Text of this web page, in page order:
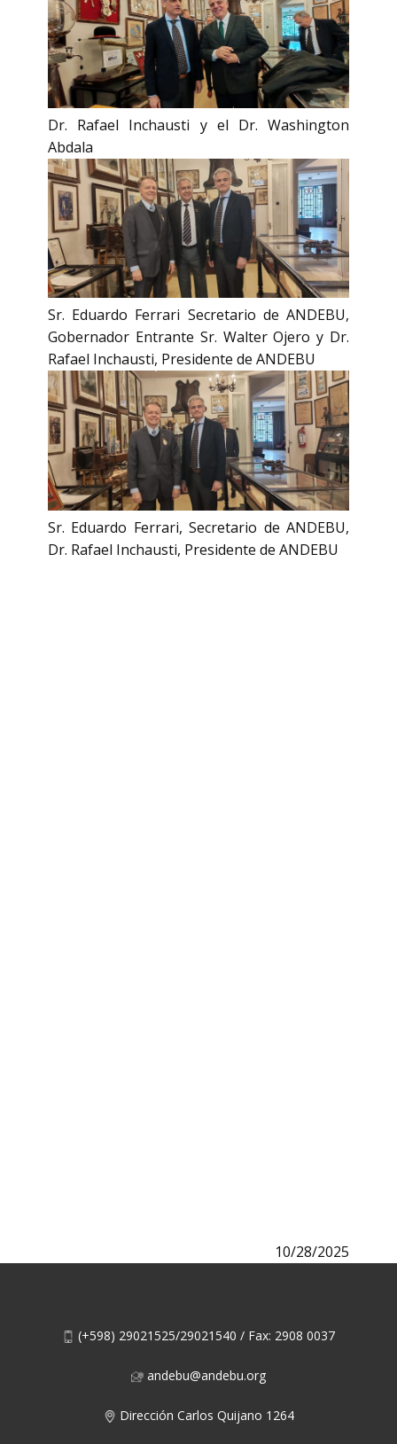
Dr. Rafael Inchausti y el Dr. Washington
Abdala
Sr. Eduardo Ferrari Secretario de ANDEBU,
Gobernador Entrante Sr. Walter Ojero y Dr.
Rafael Inchausti, Presidente de ANDEBU
Sr. Eduardo Ferrari, Secretario de ANDEBU,
Dr. Rafael Inchausti, Presidente de ANDEBU
10/28/2025
(+598) 29021525/29021540 / Fax: 2908 0037
andebu@andebu.org
Dirección Carlos Quijano 1264